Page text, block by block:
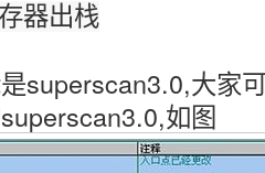
器出栈
superscan3.0,大家
如图